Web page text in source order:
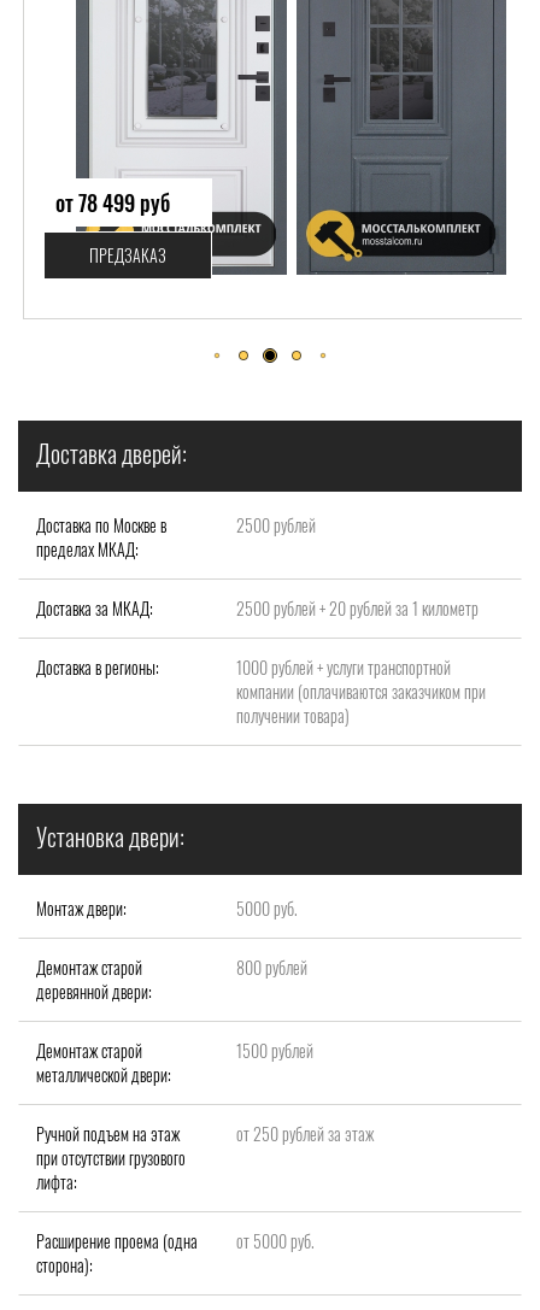
от 78 499 руб
ПРЕДЗАКАЗ
Доставка дверей:
Доставка по Москве в
пределах МКАД:
2500 рублей
Доставка за МКАД: 2500 рублей + 20 рублей за 1 километр
Доставка в регионы:
1000 рублей + услуги транспортной
компании (оплачиваются заказчиком при
получении товара)
Установка двери:
Монтаж двери: 5000 руб.
Демонтаж старой
деревянной двери:
800 рублей
Демонтаж старой
металлической двери:
1500 рублей
Ручной подъем на этаж
при отсутствии грузового
лифта:
от 250 рублей за этаж
Расширение проема (одна
сторона):
от 5000 руб.